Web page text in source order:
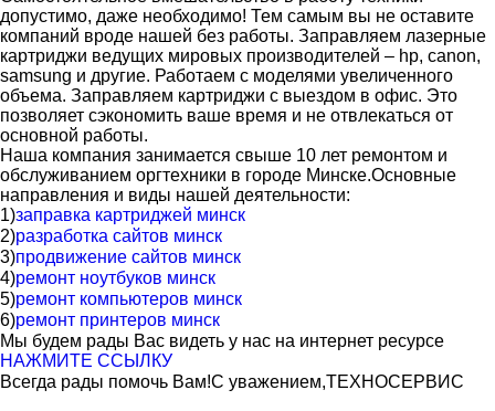
допустимо, даже необходимо! Тем самым вы не оставите
компаний вроде нашей без работы. Заправляем лазерные
картриджи ведущих мировых производителей – hp, canon,
samsung и другие. Работаем с моделями увеличенного
объема. Заправляем картриджи с выездом в офис. Это
позволяет сэкономить ваше время и не отвлекаться от
основной работы.
Наша компания занимается свыше 10 лет ремонтом и
обслуживанием оргтехники в городе Минске.Основные
направления и виды нашей деятельности:
1)заправка картриджей минск
2)разработка сайтов минск
3)продвижение сайтов минск
4)ремонт ноутбуков минск
5)ремонт компьютеров минск
6)ремонт принтеров минск
Мы будем рады Вас видеть у нас на интернет ресурсе
НАЖМИТЕ ССЫЛКУ
Всегда рады помочь Вам!С уважением,ТЕХНОСЕРВИC